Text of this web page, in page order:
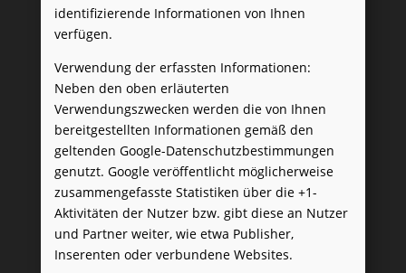
identifizierende Informationen von Ihnen
verfügen.
Verwendung der erfassten Informationen:
Neben den oben erläuterten
Verwendungszwecken werden die von Ihnen
bereitgestellten Informationen gemäß den
geltenden Google-Datenschutzbestimmungen
genutzt. Google veröffentlicht möglicherweise
zusammengefasste Statistiken über die +1-
Aktivitäten der Nutzer bzw. gibt diese an Nutzer
und Partner weiter, wie etwa Publisher,
Inserenten oder verbundene Websites.